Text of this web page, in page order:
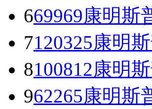
669969康明斯
7120325康明
8100812康明
962265康明斯